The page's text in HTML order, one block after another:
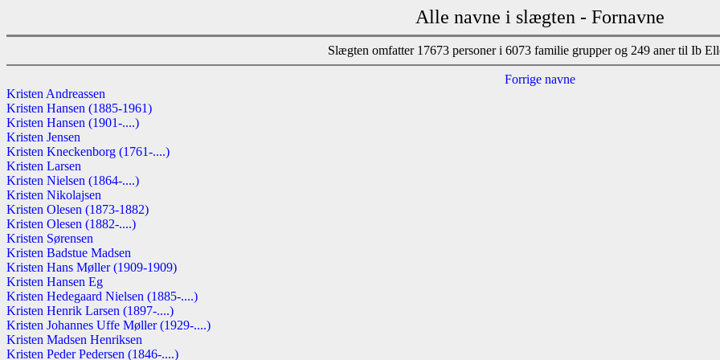
Alle navne i slægten - Fornavne
Slægten omfatter 17673 personer i 6073 familie grupper og 249 aner til Ib
Forrige navne
Kristen Andreassen
Kristen Hansen (1885-1961)
Kristen Hansen (1901-....)
Kristen Jensen
Kristen Kneckenborg (1761-....)
Kristen Larsen
Kristen Nielsen (1864-....)
Kristen Nikolajsen
Kristen Olesen (1873-1882)
Kristen Olesen (1882-....)
Kristen Sørensen
Kristen Badstue Madsen
Kristen Hans Møller (1909-1909)
Kristen Hansen Eg
Kristen Hedegaard Nielsen (1885-....)
Kristen Henrik Larsen (1897-....)
Kristen Johannes Uffe Møller (1929-....)
Kristen Madsen Henriksen
Kristen Peder Pedersen (1846-....)